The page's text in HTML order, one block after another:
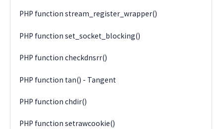
PHP function stream_register_wrapper()
PHP function set_socket_blocking()
PHP function checkdnsrr()
PHP function tan() - Tangent
PHP function chdir()
PHP function setrawcookie()